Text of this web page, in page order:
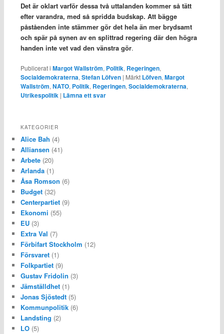
Det är oklart varför dessa två uttalanden kommer så tätt
efter varandra, med så spridda budskap. Att bägge
påståenden inte stämmer gör det hela än mer brydsamt
och spär på synen av en splittrad regering där den högra
handen inte vet vad den vänstra gör.
Publicerat i Margot Wallström, Politik, Regeringen,
Socialdemokraterna, Stefan Löfven | Märkt Löfven, Margot
Wallström, NATO, Politik, Regeringen, Socialdemokraterna,
Utrikespolitik | Lämna ett svar
KATEGORIER
Alice Bah (4)
Alliansen (41)
Arbete(20)
Arlanda(1)
Åsa Romson (6)
Budget(32)
Centerpartiet(9)
Ekonomi (55)
EU(3)
Extra Val (7)
Förbifart Stockholm (12)
Försvaret(1)
Folkpartiet(9)
Gustav Fridolin (3)
Jämställdhet(1)
Jonas Sjöstedt(5)
Kommunpolitik(6)
Landsting (2)
LO(5)